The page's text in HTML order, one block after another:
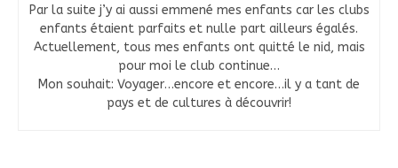
Par la suite j’y ai aussi emmené mes enfants car les clubs
enfants étaient parfaits et nulle part ailleurs égalés.
Actuellement, tous mes enfants ont quitté le nid, mais
pour moi le club continue…
Mon souhait: Voyager…encore et encore…il y a tant de
pays et de cultures à découvrir!